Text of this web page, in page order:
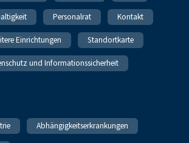
Personalrat Kontakt
Einrichtungen Standortkarte
und Informationssicherheit
Abhängigkeitserkrankungen